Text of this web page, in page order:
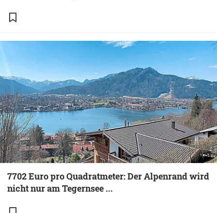
7702 Euro pro Quadratmeter: Der Alpenrand wird
nicht nur am Tegernsee ...